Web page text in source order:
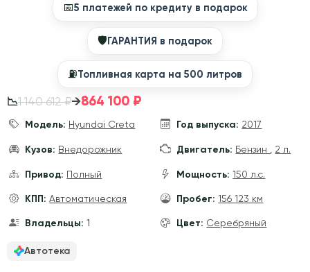
📅5 платежей по кредиту в подарок
🛡ГАРАНТИЯ в подарок
⛽️Топливная карта на 500 литров
📉1 140 612 ₽→864 100 ₽
Модель: Hyundai Creta Год выпуска: 2017
Кузов: Внедорожник Двигатель: Бензин 2 л.
Привод: Полный Мощность: 150 л.с.
КПП: Автоматическая Пробег: 156 123 км
Владельцы: 1 Цвет: Серебряный
Автотека